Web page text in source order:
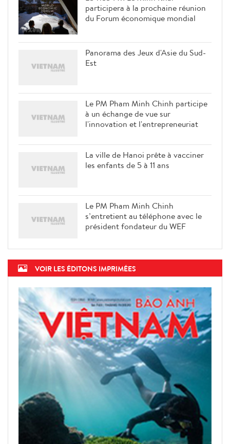
participera à la prochaine réunion
du Forum économique mondial
Panorama des Jeux d'Asie du Sud-
Est
Le PM Pham Minh Chinh participe
à un échange de vue sur
l'innovation et l'entrepreneuriat
La ville de Hanoi prête à vacciner
les enfants de 5 à 11 ans
Le PM Pham Minh Chinh
s’entretient au téléphone avec le
président fondateur du WEF
VOIR LES ÉDITONS IMPRIMÉES